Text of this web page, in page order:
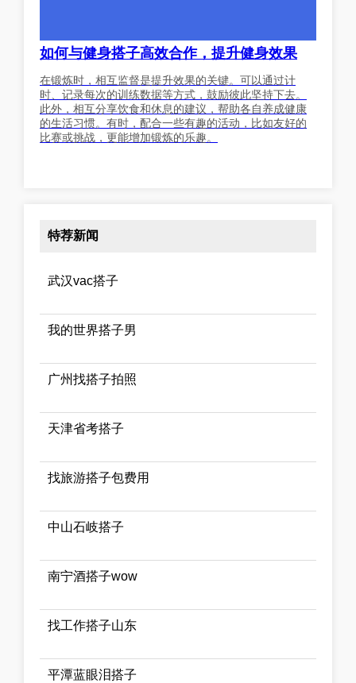
如何与健身搭子高效合作，提升健身效果
在锻炼时，相互监督是提升效果的关键。可以通过计
时、记录每次的训练数据等方式，鼓励彼此坚持下去。
此外，相互分享饮食和休息的建议，帮助各自养成健康
的生活习惯。有时，配合一些有趣的活动，比如友好的
比赛或挑战，更能增加锻炼的乐趣。
特荐新闻
武汉vac搭子
我的世界搭子男
广州找搭子拍照
天津省考搭子
找旅游搭子包费用
中山石岐搭子
南宁酒搭子wow
找工作搭子山东
平潭蓝眼泪搭子